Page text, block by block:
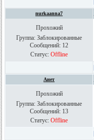
nurkaanna7
Прохожий
Группа: Заблокированные
Сообщений: 12
Статус: Offline
Анет
Прохожий
Группа: Заблокированные
Сообщений: 13
Статус: Offline